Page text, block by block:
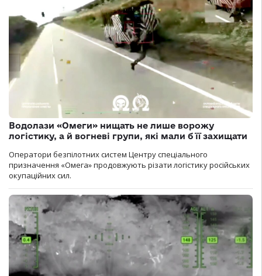
Водолази «Омеги» нищать не лише ворожу
логістику, а й вогневі групи, які мали б її захищати
Оператори безпілотних систем Центру спеціального
призначення «Омега» продовжують різати логістику російських
окупаційних сил.